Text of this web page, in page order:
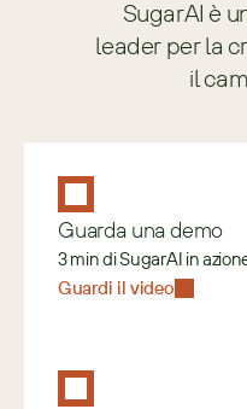
SugarAI è
leader per la
il
Guarda una demo
3 min di SugarAI in
Guardi il video